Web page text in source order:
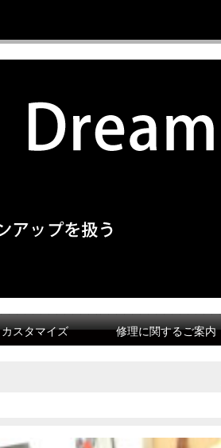
カスタマイズ 修理に関するご案内